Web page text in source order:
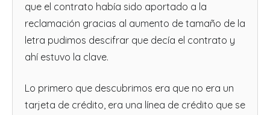
que el contrato había sido aportado a la
reclamación gracias al aumento de tamaño de la
letra pudimos descifrar que decía el contrato y
ahí estuvo la clave.
Lo primero que descubrimos era que no era un
tarjeta de crédito, era una línea de crédito que se